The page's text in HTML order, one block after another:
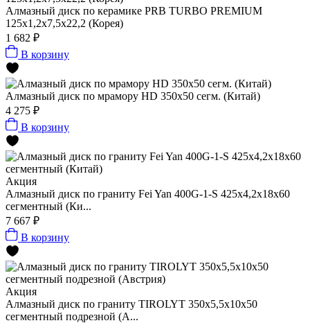
Алмазный диск по керамике PRB TURBO PREMIUM
125x1,2x7,5x22,2 (Корея)
1 682 ₽
В корзину
Алмазный диск по мрамору HD 350x50 сегм. (Китай)
4 275 ₽
В корзину
Акция
Алмазный диск по граниту Fei Yan 400G-1-S 425x4,2x18x60
сегментный (Ки...
7 667 ₽
В корзину
Акция
Алмазный диск по граниту TIROLYT 350x5,5x10x50
сегментный подрезной (А...